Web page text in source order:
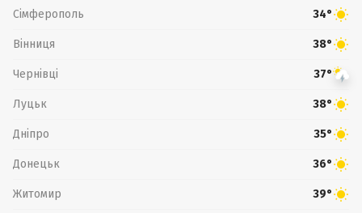
Сімферополь 34°
Вінниця 38°
Чернівці 37°
Луцьк 38°
Дніпро 35°
Донецьк 36°
Житомир 39°